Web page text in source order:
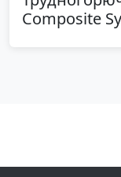
Composite